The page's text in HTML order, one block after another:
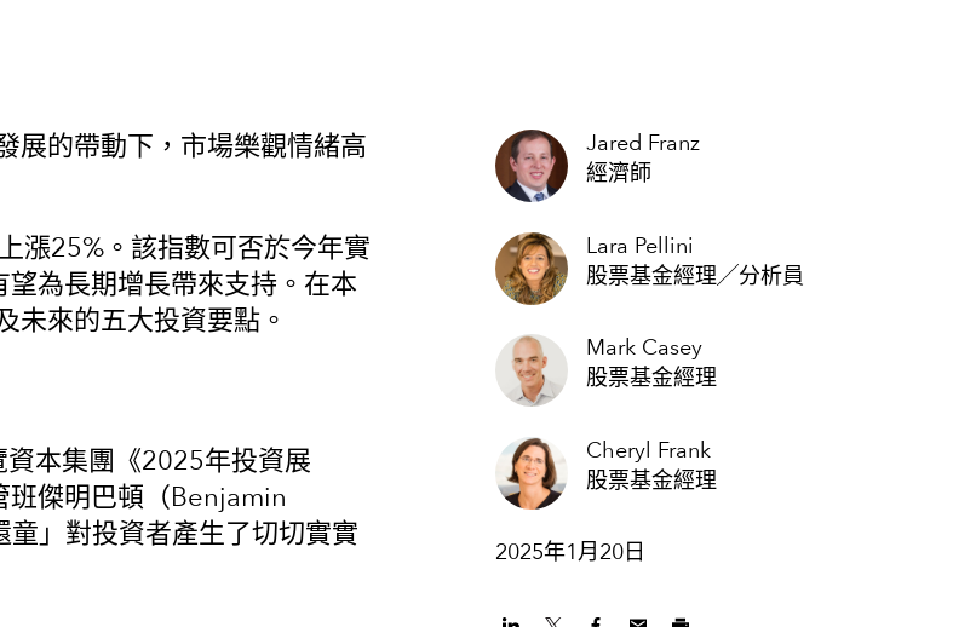
Jared Franz
經濟師
Lara Pellini
股票基金經理╱分析員
Mark Casey
股票基金經理
Cheryl Frank
股票基金經理
2025年1月20日
展的帶動下，市場樂觀情緒高
漲25%。該指數可否於今年實
為長期增長帶來支持。在本
未來的五大投資要點。
本集團《2025年投資展
班傑明巴頓（Benjamin
」對投資者產生了切切實實